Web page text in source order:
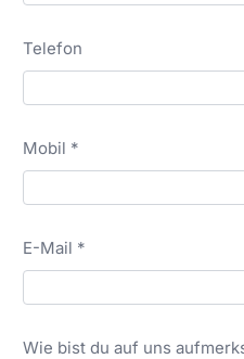
Telefon
Mobil *
E-Mail *
Wie bist du auf uns